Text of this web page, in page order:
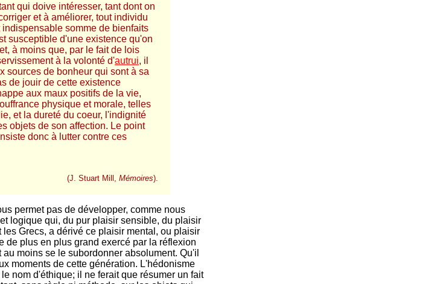
qui doive intéresser, tant dont on
et à améliorer, tout individu
somme de bienfaits
susceptible d'une existence qu'on
à moins que, par le fait de lois
à la volonté d'autrui, il
sources de bonheur qui sont à sa
de jouir de cette existence
aux maux positifs de la vie,
physique et morale, telles
et la dureté du coeur, l'indignité
objets de son affection. Le point
donc à lutter contre ces
(J. Stuart Mill, Mémoires).
permet pas de développer, comme nous
logique qui, du pur plaisir sensible, du plaisir
Grecs, a dérivé ce plaisir mental, ou plaisir
de plus en plus grand exercé par la réflexion
moins se le subordonner absolument. Qu'il
moments de cette génération. L'hédonisme
nom d'éthique; il ne ferait que résumer un fait